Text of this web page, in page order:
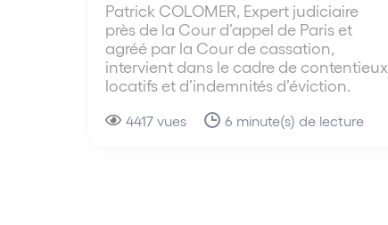
Patrick COLOMER, Expert judiciaire
près de la Cour d’appel de Paris et
agréé par la Cour de cassation,
intervient dans le cadre de contentieux
locatifs et d’indemnités d’éviction.
4417 vues 6 minute(s) de lecture